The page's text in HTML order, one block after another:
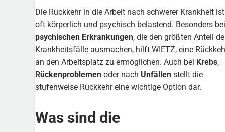
Die Rückkehr in die Arbeit nach schwerer Krankheit ist
oft körperlich und psychisch belastend. Besonders bei
psychischen Erkrankungen, die den größten Anteil
Krankheitsfälle ausmachen, hilft WIETZ, eine
an den Arbeitsplatz zu ermöglichen. Auch bei Krebs,
Rückenproblemenoder nach Unfällenstellt die
stufenweise Rückkehr eine wichtige Option dar.
Was sind die